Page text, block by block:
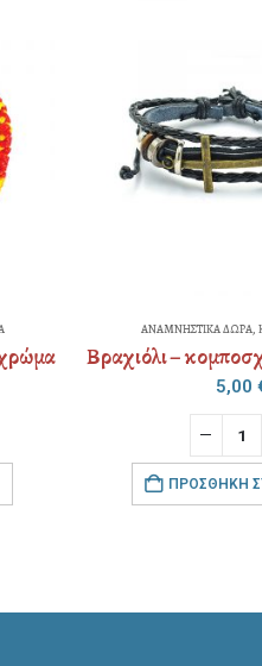
Βραχιόλι – κομποσχοίνι – δέρμα ανδρικό